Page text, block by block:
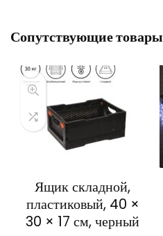
Сопутствующие товары
Ящик складной,
пластиковый, 40 ×
30 × 17 см, черный